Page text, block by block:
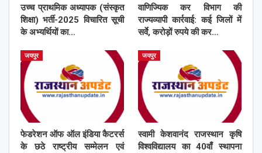
उच्च प्राथमिक अध्यापक (संस्कृत
शिक्षा) भर्ती-2025 विचारित सूची
के अभ्यर्थियों का…
वाणिज्यिक कर विभाग की
राज्यव्यापी कार्रवाई: कई जिलों में
सर्वे, करोड़ों रुपये की कर…
जयपुर
फेडरेशन ऑफ ऑल इंडिया कैटरर्स
के छठे राष्ट्रीय सम्मेलन एवं
जयपुर
स्वामी केशवानंद राजस्थान कृषि
विश्वविद्यालय का 40वाँ स्थापना